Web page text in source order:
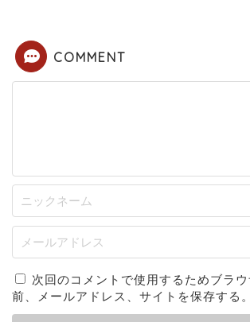
COMMENT
次回のコメントで使用するためブラ
前、メールアドレス、サイトを保存する。